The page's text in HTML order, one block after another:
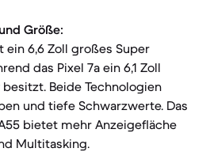
Größe:
ein 6,6 Zoll großes Super
das Pixel 7a ein 6,1 Zoll
Beide Technologien
und tiefe Schwarzwerte. Das
bietet mehr Anzeigefläche
Multitasking.